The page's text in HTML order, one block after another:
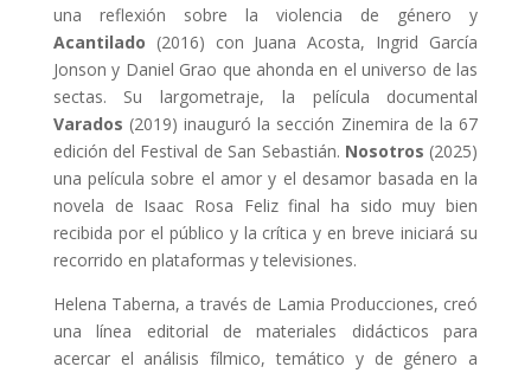
una reflexión sobre la violencia de género y
Acantilado (2016) con JuanaAcosta, Ingrid García
Jonson y Daniel Grao que ahonda en el universo de las
sectas. Sulargometraje, la película documental
Varados (2019) inauguró la sección Zinemira de la67
edición del Festival de San Sebastián. Nosotros (2025)
una película sobre el amor y el desamor basada en la
novela de Isaac Rosa Feliz final ha sido muy bien
recibida por el público y la crítica y en breve iniciará su
recorrido en plataformas y televisiones.
Helena Taberna, a través de Lamia Producciones, creó
una línea editorial de materiales didácticos para
acercar el análisis fílmico, temático y de género a